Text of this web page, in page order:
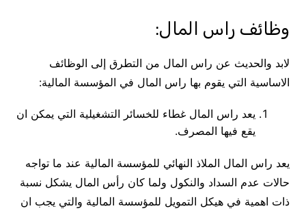
وظائف راس المال:
لابد والحديث عن راس المال من التطرق إلى الوظائف
الاساسية التي يقوم بها راس المال في المؤسسة المالية:
يعد راس المال غطاء للخسائر التشغيلية التي يمكن ان
يقع فيها المصرف.
يعد راس المال الملاذ النهائي للمؤسسة المالية عند ما تواجه
حالات عدم السداد والنكول ولما كان رأس المال يشكل نسبة
ذات اهمية في هيكل التمويل للمؤسسة المالية والتي يجب ان